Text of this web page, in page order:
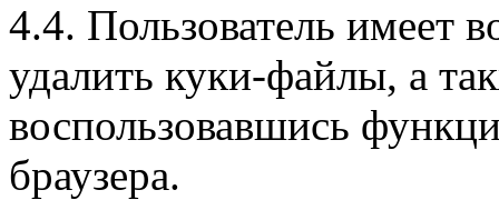
4.4. Пользователь имеет
удалить куки-файлы, а
воспользовавшись
браузера.